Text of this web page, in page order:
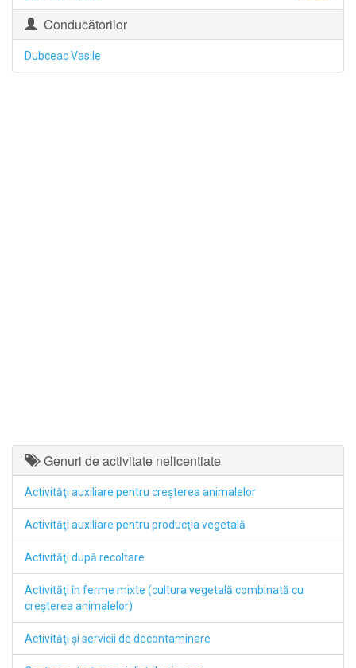
Conducătorilor
Dubceac Vasile
Genuri de activitate nelicentiate
Activităţi auxiliare pentru creşterea animalelor
Activităţi auxiliare pentru producţia vegetală
Activităţi după recoltare
Activităţi în ferme mixte (cultura vegetală combinată cu
creşterea animalelor)
Activităţi şi servicii de decontaminare